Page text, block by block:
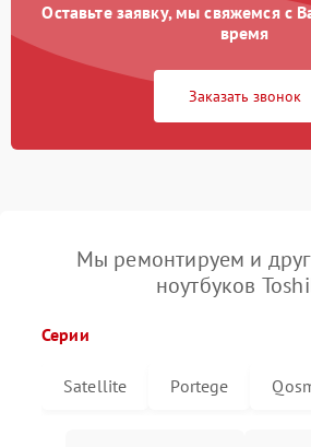
Оставьте заявку, мы свяжемся с
время
Заказать звонок
Мы ремонтируем и
ноутбуков
Серии
Satellite Portege